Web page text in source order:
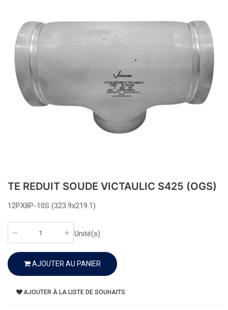
TE REDUIT SOUDE VICTAULIC S425 (OGS)
12PX8P-10S (323.9x219.1)
Unité(s)
AJOUTER AU PANIER
AJOUTER À LA LISTE DE SOUHAITS